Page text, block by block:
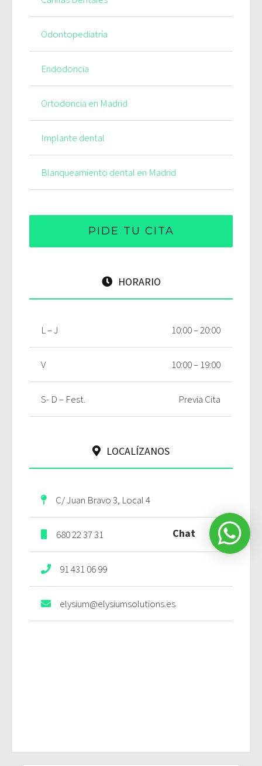
Odontopediatría
Endodoncia
Ortodoncia en Madrid
Implante dental
Blanqueamiento dental en Madrid
PIDE TU CITA
HORARIO
L – J 10:00 – 20:00
V 10:00 – 19:00
S- D – Fest. Previa Cita
LOCALÍZANOS
C/ Juan Bravo 3, Local 4
680 22 37 31
91 431 06 99
elysium@elysiumsolutions.es
Chat